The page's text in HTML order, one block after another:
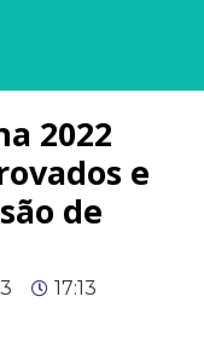
2022
e
de
17:13